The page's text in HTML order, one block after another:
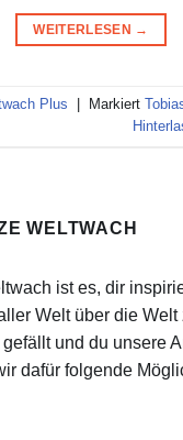
WEITERLESEN →
Plus Markiert
WELTWACH
ist es, dir
Welt über die Welt
und du unsere
dafür folgende